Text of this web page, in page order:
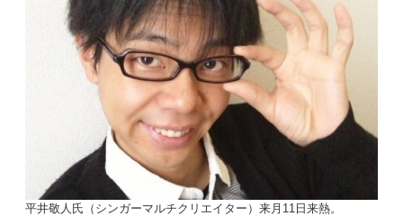
平井敬人氏（シンガーマルチクリエイター）来月11日来熱。